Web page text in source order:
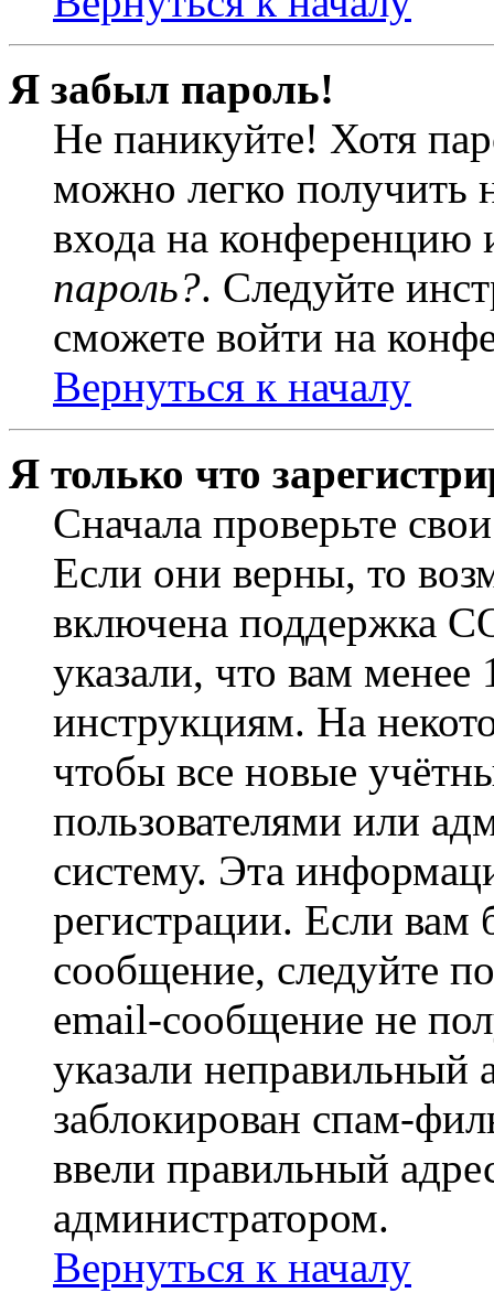
Я забыл пароль!
Не паникуйте! Хотя
можно легко получить
входа на
пароль?. Следуйте
сможете войти на
Вернуться к началу
Я только что
Сначала проверьте
Если они верны, то
включена поддержка
указали, что вам
инструкциям. На
чтобы все новые
пользователями или
систему. Эта
регистрации. Если
сообщение, следуйте
email-сообщение не
указали неправильный
заблокирован спам-
ввели правильный
администратором.
Вернуться к началу